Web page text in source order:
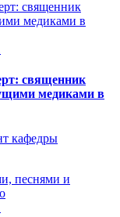
священник
медиками в
кафедры